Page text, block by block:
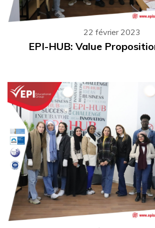
22 février 2023
EPI-HUB: Value